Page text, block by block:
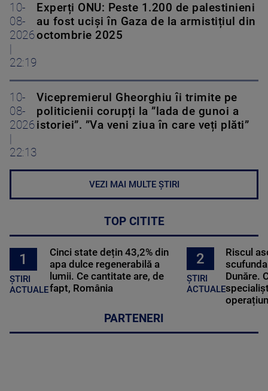
10-
08-
2026
|
22:19
Experți ONU: Peste 1.200 de palestinieni
au fost uciși în Gaza de la armistițiul din
octombrie 2025
10-
08-
2026
|
22:13
Vicepremierul Gheorghiu îi trimite pe
politicienii corupți la ”lada de gunoi a
istoriei”. ”Va veni ziua în care veți plăti”
VEZI MAI MULTE ȘTIRI
TOP CITITE
1
ȘTIRI
ACTUALE
Cinci state dețin 43,2% din
apa dulce regenerabilă a
lumii. Ce cantitate are, de
fapt, România
2
ȘTIRI
ACTUALE
Riscul
Dunăre.
PARTENERI